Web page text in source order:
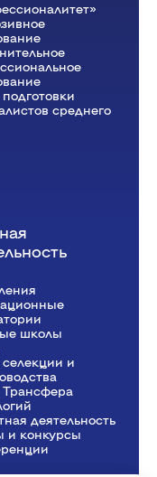
среднего
школы
и
деятельность
и конкурсы